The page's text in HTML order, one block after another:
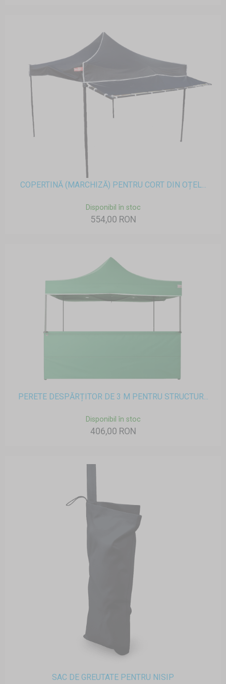
COPERTINĂ (MARCHIZĂ) PENTRU CORT DIN OȚEL...
Disponibil în stoc
554,00 RON
PERETE DESPĂRȚITOR DE 3 M PENTRU STRUCTUR...
Disponibil în stoc
406,00 RON
SAC DE GREUTATE PENTRU NISIP